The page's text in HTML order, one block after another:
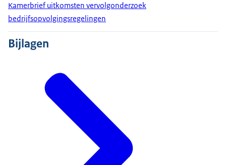
Kamerbrief uitkomsten vervolgonderzoek
bedrijfsopvolgingsregelingen
Bijlagen